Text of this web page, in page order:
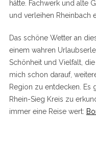
hätte. Fachwerk und alte
und verleihen Rheinbach
Das schöne Wetter an
einem wahren
Schönheit und Vielfalt,
mich schon darauf,
Region zu entdecken.
Rhein-Sieg Kreis zu
immer eine Reise wert: